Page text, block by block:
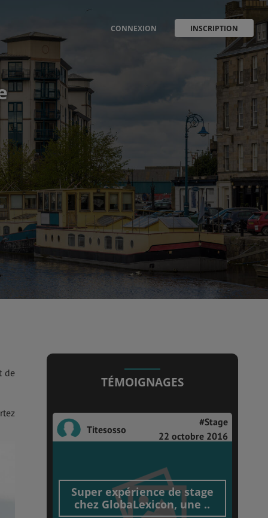
CONNEXION INSCRIPTION
de
TÉMOIGNAGES
Titesosso
#Stage
22 octobre 2016
Super expérience de stage
chez GlobaLexicon, une ..